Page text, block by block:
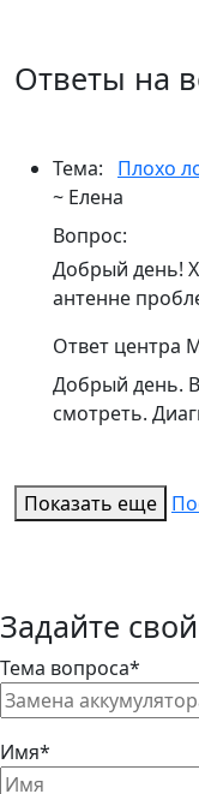
Ответы на
Тема:
Плохо
~ Елена
Вопрос:
Добрый день!
антенне
Ответ центра
Добрый день.
смотреть.
Показать еще
Задайте
Тема вопроса*
Имя*